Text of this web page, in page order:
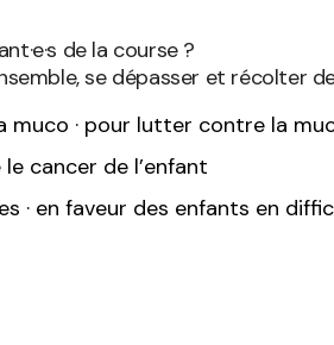
de la course ?
se dépasser et récolter
muco · pour lutter contre la
cancer de l’enfant
· en faveur des enfants en